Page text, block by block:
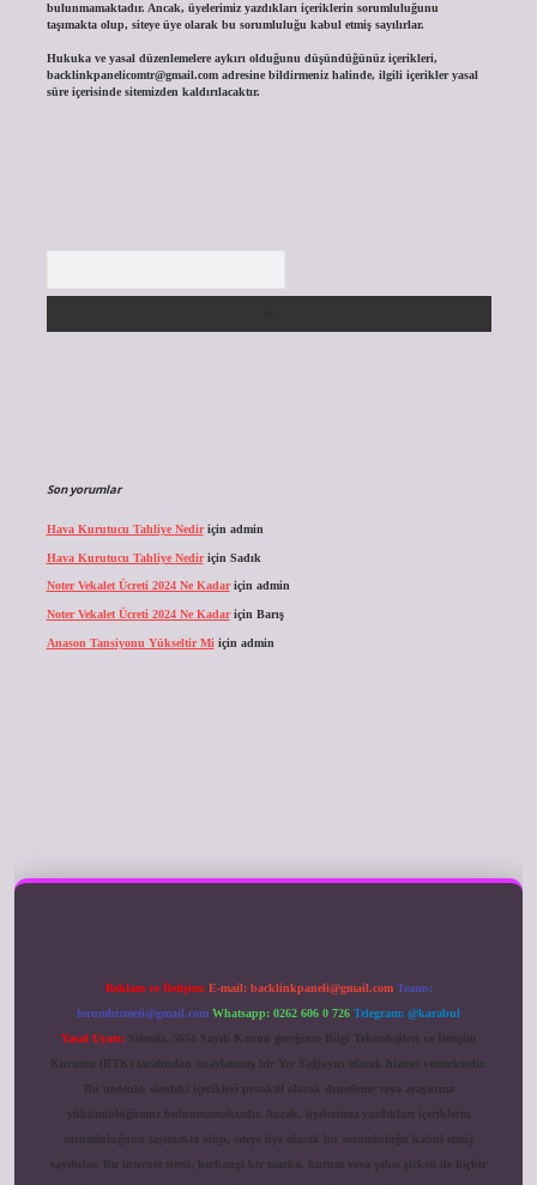
bulunmamaktadır. Ancak, üyelerimiz yazdıkları içeriklerin sorumluluğunu
taşımakta olup, siteye üye olarak bu sorumluluğu kabul etmiş sayılırlar.
Hukuka ve yasal düzenlemelere aykırı olduğunu düşündüğünüz içerikleri,
backlinkpanelicomtr@gmail.comadresine bildirmeniz halinde, ilgili içerikler yasal
süre içerisinde sitemizden kaldırılacaktır.
Son yorumlar
Hava Kurutucu Tahliye Nediriçin admin
Hava Kurutucu Tahliye Nediriçin Sadık
Noter Vekalet Ücreti 2024 Ne Kadariçin admin
Noter Vekalet Ücreti 2024 Ne Kadariçin Barış
Anason Tansiyonu Yükseltir Mi için admin
Reklam ve İletişim: E-mail: backlinkpaneli@gmail.com Teams:
forumhizmeti@gmail.com Whatsapp: 0262 606 0 726 Telegram: @karabul
Yasal Uyarı: Sitemiz, 5651 Sayılı Kanun gereğince Bilgi Teknolojileri ve İletişim
Kurumu (BTK) tarafından onaylanmış bir Yer Sağlayıcı olarak hizmet vermektedir.
Bu nedenle, sitedeki içerikleri proaktif olarak denetleme veya araştırma
yükümlülüğümüz bulunmamaktadır. Ancak, üyelerimiz yazdıkları içeriklerin
sorumluluğunu taşımakta olup, siteye üye olarak bu sorumluluğu kabul etmiş
sayılırlar. Bu internet sitesi, herhangi bir marka, kurum veya şahıs şirketi ile hiçbir